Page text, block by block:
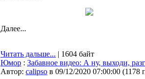
Далее...
Читать дальше... | 1604 байт
Юмор : Забавное видео: А ну, выходи,
Автор: calipso в 09/12/2020 07:00:00 (1178